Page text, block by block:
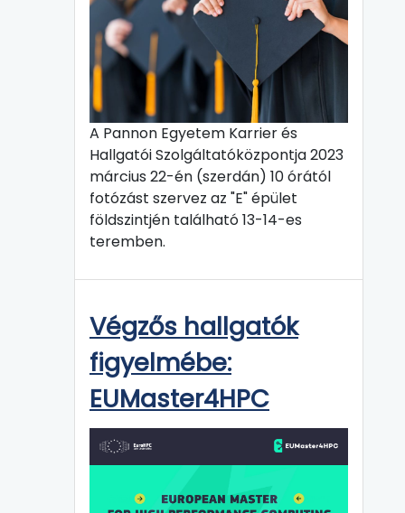
A Pannon Egyetem Karrier és
Hallgatói Szolgáltatóközpontja 2023
március 22-én (szerdán) 10 órától
fotózást szervez az "E" épület
földszintjén található 13-14-es
teremben.
Végzős hallgatók
figyelmébe:
EUMaster4HPC